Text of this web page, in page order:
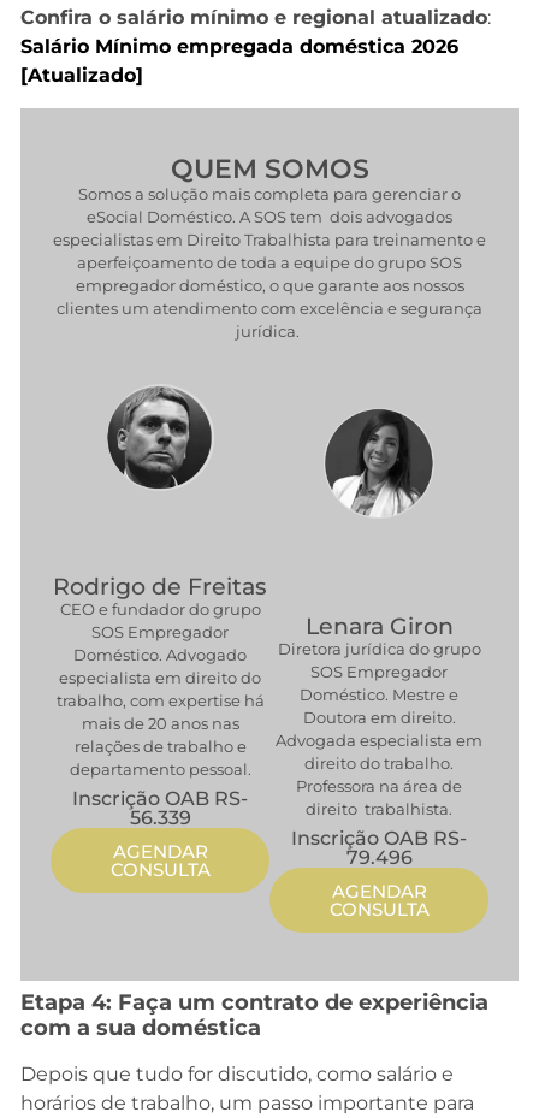
Confira o salário mínimo e regional atualizado:
Salário Mínimo empregada doméstica 2026
[Atualizado]
QUEM SOMOS
Somos a solução mais completa para gerenciar o
eSocial Doméstico. A SOS tem dois advogados
especialistas em Direito Trabalhista para treinamento e
aperfeiçoamento de toda a equipe do grupo SOS
empregador doméstico, o que garante aos nossos
clientes um atendimento com excelência e segurança
jurídica.
Rodrigo de Freitas
CEO e fundador do grupo
SOS Empregador
Doméstico. Advogado
especialista em direito do
trabalho, com expertise há
mais de 20 anos nas
relações de trabalho e
departamento pessoal.
Inscrição OAB RS-
56.339
AGENDAR
CONSULTA
Lenara Giron
Diretora jurídica do grupo
SOS Empregador
Doméstico. Mestre e
Doutora em direito.
Advogada especialista em
direito do trabalho.
Professora na área de
direito trabalhista.
Inscrição OAB RS-
79.496
AGENDAR
CONSULTA
Etapa 4: Faça um contrato de experiência
com a sua doméstica
Depois que tudo for discutido, como salário e
horários de trabalho, um passo importante para